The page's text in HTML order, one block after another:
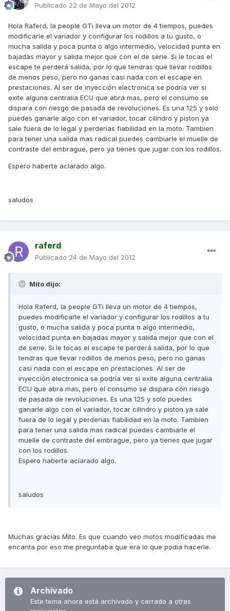
Publicado 22 de Mayo del 2012
Hola Raferd, la people GTi lleva un motor de 4 tiempos, puedes
modificarle el variador y configurar los rodillos a tu gusto, o
mucha salida y poca punta o algo intermedio, velocidad punta en
bajadas mayor y salida mejor que con el de serie. Si le tocas el
escape te perderá salida, por lo que tendras que llevar rodillos
de menos peso, pero no ganas casi nada con el escape en
prestaciones. Al ser de inyección electronica se podría ver si
exite alguna centralia ECU que abra mas, pero el consumo se
dispara con riesgo de pasada de revoluciones. Es una 125 y solo
puedes ganarle algo con el variador, tocar cilindro y piston ya
sale fuera de lo legal y perderias fiabilidad en la moto. Tambien
para tener una salida mas radical puedes cambiarle el muelle de
contraste del embrague, pero ya tienes que jugar con los rodillos.
Espero haberte aclarado algo.
saludos
raferd
Publicado 24 de Mayo del 2012
Mito dijo:
Hola Raferd, la people GTi lleva un motor de 4 tiempos,
puedes modificarle el variador y configurar los rodillos a tu
gusto, o mucha salida y poca punta o algo intermedio,
velocidad punta en bajadas mayor y salida mejor que con el
de serie. Si le tocas el escape te perderá salida, por lo que
tendras que llevar rodillos de menos peso, pero no ganas
casi nada con el escape en prestaciones. Al ser de
inyección electronica se podría ver si exite alguna centralia
ECU que abra mas, pero el consumo se dispara con riesgo
de pasada de revoluciones. Es una 125 y solo puedes
ganarle algo con el variador, tocar cilindro y piston ya sale
fuera de lo legal y perderias fiabilidad en la moto. Tambien
para tener una salida mas radical puedes cambiarle el
muelle de contraste del embrague, pero ya tienes que jugar
con los rodillos.
Espero haberte aclarado algo.
saludos
Muchas gracias Mito. Es que cuando veo motos modificadas me
encanta por eso me preguntaba que era lo que podia hacerle.
Archivado
Este tema ahora está archivado y cerrado a otras